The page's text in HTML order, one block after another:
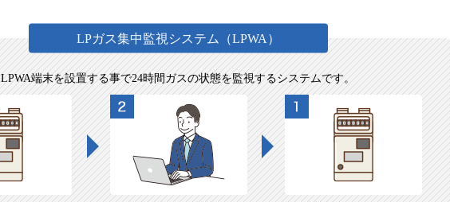
LPガス集中監視システム（LPWA）
LPWA端末を設置する事で24時間ガスの状態を監視するシステムです。